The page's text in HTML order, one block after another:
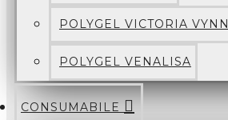
POLYGEL VICTORIA VYNN
POLYGEL VENALISA
CONSUMABILE